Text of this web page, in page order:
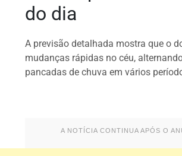
do dia
A previsão detalhada mostra que o
mudanças rápidas no céu,
pancadas de chuva em vários
A NOTÍCIA CONTINUA APÓS O